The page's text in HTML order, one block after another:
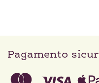
Pagamento